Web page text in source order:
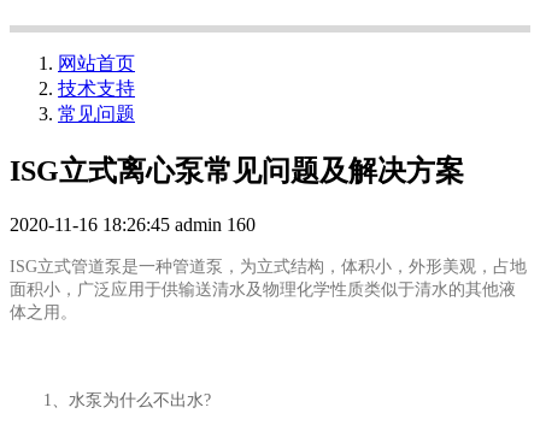
网站首页
技术支持
常见问题
ISG立式离心泵常见问题及解决方案
2020-11-16 18:26:45 admin 160
ISG立式管道泵是一种管道泵，为立式结构，体积小，外形美观，占地
面积小，广泛应用于供输送清水及物理化学性质类似于清水的其他液
体之用。
1、水泵为什么不出水?